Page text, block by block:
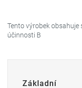
Tento výrobek obsahuje
účinnosti B
Základní